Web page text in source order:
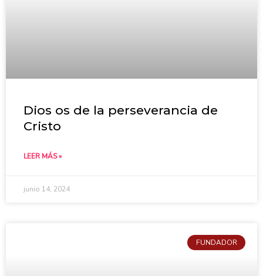
Dios os de la perseverancia de
Cristo
LEER MÁS »
junio 14, 2024
FUNDADOR